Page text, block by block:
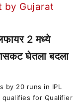
2 मध्ये
घेतला बदला
by 20 runs in IPL
qualifies for Qualifier